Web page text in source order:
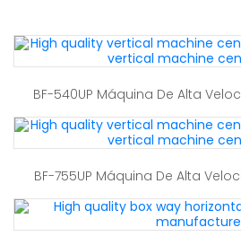
BF-540UP Máquina De Alta
BF-755UP Máquina De Alta